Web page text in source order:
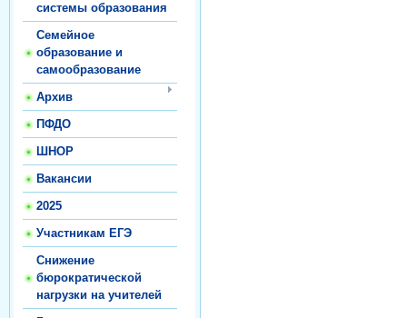
системы образования
Семейное
образование и
самообразование
Архив
ПФДО
ШНОР
Вакансии
2025
Участникам ЕГЭ
Снижение
бюрократической
нагрузки на учителей